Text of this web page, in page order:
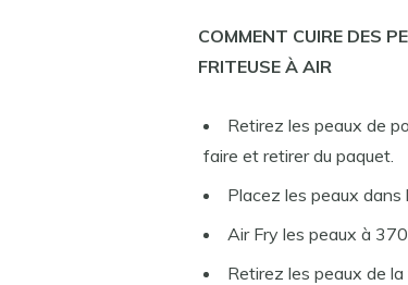
COMMENT CUIRE DES
FRITEUSE À AIR
Retirez les peaux de
faire et retirer du paquet.
Placez les peaux dans
Air Fry les peaux à
Retirez les peaux de